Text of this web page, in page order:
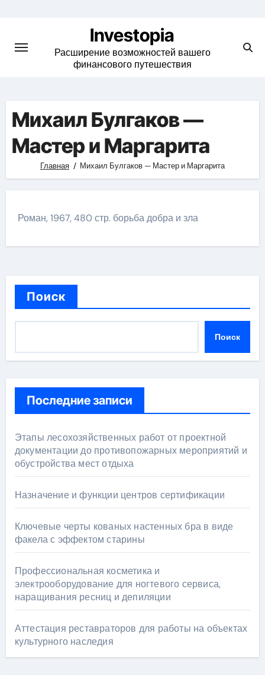
content
Investopia
Расширение возможностей вашего
финансового путешествия
Михаил Булгаков —
Мастер и Маргарита
Главная Михаил Булгаков — Мастер и Маргарита
Роман, 1967, 480 стр. борьба добра и зла
Поиск
Поиск
Последние записи
Этапы лесохозяйственных работ от проектной
документации до противопожарных мероприятий и
обустройства мест отдыха
Назначение и функции центров сертификации
Ключевые черты кованых настенных бра в виде
факела с эффектом старины
Профессиональная косметика и
электрооборудование для ногтевого сервиса,
наращивания ресниц и депиляции
Аттестация реставраторов для работы на объектах
культурного наследия